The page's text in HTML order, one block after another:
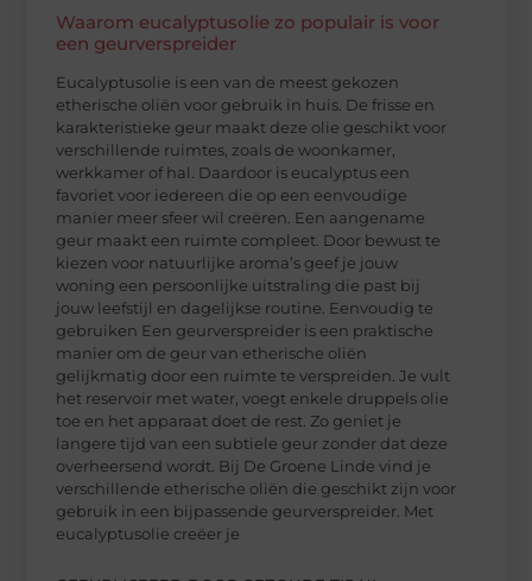
Waarom eucalyptusolie zo populair is voor
een geurverspreider
Eucalyptusolie is een van de meest gekozen
etherische oliën voor gebruik in huis. De frisse en
karakteristieke geur maakt deze olie geschikt voor
verschillende ruimtes, zoals de woonkamer,
werkkamer of hal. Daardoor is eucalyptus een
favoriet voor iedereen die op een eenvoudige
manier meer sfeer wil creëren. Een aangename
geur maakt een ruimte compleet. Door bewust te
kiezen voor natuurlijke aroma’s geef je jouw
woning een persoonlijke uitstraling die past bij
jouw leefstijl en dagelijkse routine. Eenvoudig te
gebruiken Een geurverspreider is een praktische
manier om de geur van etherische oliën
gelijkmatig door een ruimte te verspreiden. Je vult
het reservoir met water, voegt enkele druppels olie
toe en het apparaat doet de rest. Zo geniet je
langere tijd van een subtiele geur zonder dat deze
overheersend wordt. Bij De Groene Linde vind je
verschillende etherische oliën die geschikt zijn voor
gebruik in een bijpassende geurverspreider. Met
eucalyptusolie creëer je